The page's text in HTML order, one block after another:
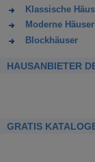
Klassische
Moderne Häuser
Blockhäuser
HAUSANBIETER
GRATIS